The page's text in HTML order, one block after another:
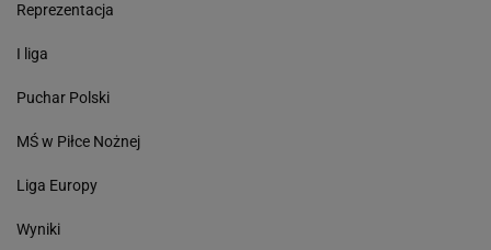
Reprezentacja
I liga
Puchar Polski
MŚ w Piłce Nożnej
Liga Europy
Wyniki